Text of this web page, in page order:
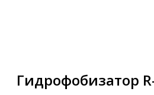
Гидрофобизатор